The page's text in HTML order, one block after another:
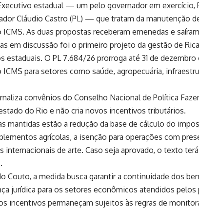
estadual — um pelo governador em exercício,
Cláudio Castro (PL) — que tratam da manutenção
As duas propostas receberam emenedas e
em discussão foi o primeiro projeto da gestão de
estaduais. O PL 7.684/26 prorroga até 31 de
ICMS para setores como saúde, agropecuária,
convênios do Conselho Nacional de Política
do Rio e não cria novos incentivos tributários.
mantidas estão a redução da base de cálculo do
agrícolas, a isenção para operações com
internacionais de arte. Caso seja aprovado, o texto
Couto, a medida busca garantir a continuidade dos
jurídica para os setores econômicos atendidos
incentivos permaneçam sujeitos às regras de